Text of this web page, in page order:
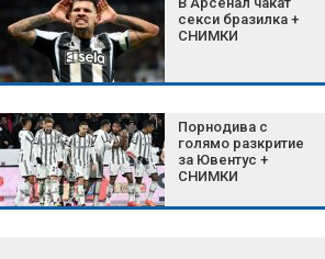
секси бразилка +
СНИМКИ
Порнодива с
голямо разкритие
за Ювентус +
СНИМКИ